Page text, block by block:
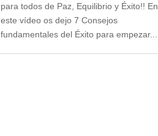
para todos de Paz, Equilibrio y Éxito!! En
este vídeo os dejo 7 Consejos
fundamentales del Éxito para empezar...